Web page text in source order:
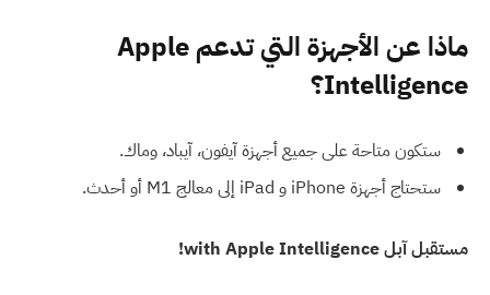
ماذا عن الأجهزة التي تدعم Apple
Intelligence؟
ستكون متاحة على جميع أجهزة آيفون، آيباد، وماك.
ستحتاج أجهزة iPhone و iPad إلى معالج M1 أو أحدث.
مستقبل آبل with Apple Intelligence!